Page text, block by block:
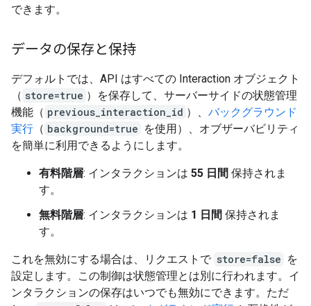
できます。
データの保存と保持
デフォルトでは、API はすべての Interaction オブジェクト
（ store=true ）を保存して、サーバーサイドの状態管理
機能（ previous_interaction_id ）、 バックグラウンド
実行 （ background=true を使用）、オブザーバビリティ
を簡単に利用できるようにします。
有料階層: インタラクションは 55 日間 保持されま
す。
無料階層: インタラクションは 1 日間 保持されま
す。
これを無効にする場合は、リクエストで store=false を
設定します。この制御は状態管理とは別に行われます。イ
ンタラクションの保存はいつでも無効にできます。ただ